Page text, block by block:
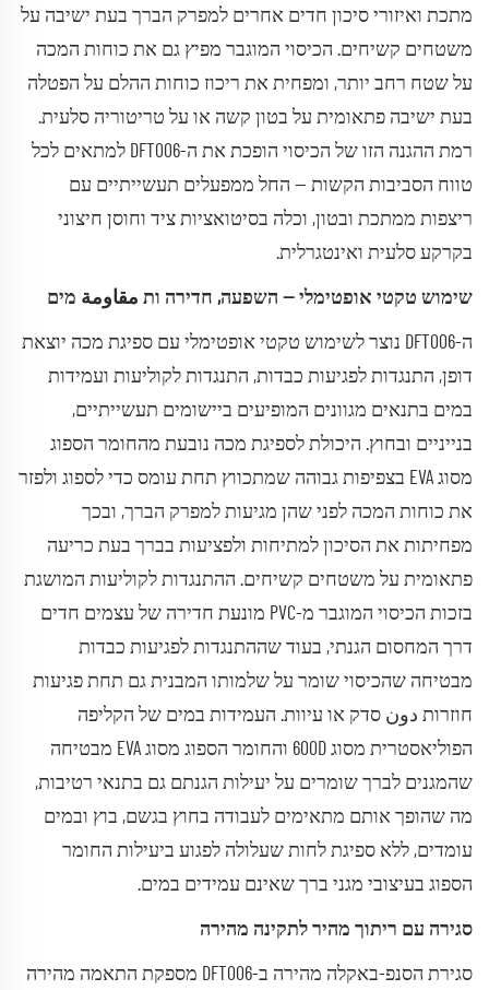
מתכת ואיזורי סיכון חדים אחרים למפרק הברך בעת ישיבה על
משטחים קשיחים. הכיסוי המוגבר מפיץ גם את כוחות המכה
על שטח רחב יותר, ומפחית את ריכוז כוחות ההלם על הפטלה
בעת ישיבה פתאומית על בטון קשה או על טריטוריה סלעית.
רמת ההגנה הזו של הכיסוי הופכת את ה-DFT006 למתאים לכל
טווח הסביבות הקשות — החל ממפעלים תעשייתיים עם
ריצפות ממתכת ובטון, וכלה בסיטואציות ציד וחוסן חיצוני
בקרקע סלעית ואינטגרלית.
שימוש טקטי אופטימלי — השפעה, חדירה ות مقاومة מים
ה-DFT006 נוצר לשימוש טקטי אופטימלי עם ספיגת מכה יוצאת
דופן, התנגדות לפגיעות כבדות, התנגדות לקוליעות ועמידות
במים בתנאים מגוונים המופיעים ביישומים תעשייתיים,
בנייניים ובחוץ. היכולת לספיגת מכה נובעת מהחומר הספוג
מסוג EVA בצפיפות גבוהה שמתכווץ תחת עומס כדי לספוג ולפזר
את כוחות המכה לפני שהן מגיעות למפרק הברך, ובכך
מפחיתות את הסיכון למתיחות ולפציעות בברך בעת כריעה
פתאומית על משטחים קשיחים. ההתנגדות לקוליעות המושגת
בזכות הכיסוי המוגבר מ-PVC מונעת חדירה של עצמים חדים
דרך המחסום הגנתי, בעוד שההתנגדות לפגיעות כבדות
מבטיחה שהכיסוי שומר על שלמותו המבנית גם תחת פגיעות
חוזרות دون סדק או עיוות. העמידות במים של הקליפה
הפוליאסטרית מסוג 600D והחומר הספוג מסוג EVA מבטיחה
שהמגנים לברך שומרים על יעילות הגנתם גם בתנאי רטיבות,
מה שהופך אותם מתאימים לעבודה בחוץ בגשם, בוץ ובמים
עומדים, ללא ספיגת לחות שעלולה לפגוע ביעילות החומר
הספוג בעיצובי מגני ברך שאינם עמידים במים.
סגירה עם ריתוך מהיר לתקינה מהירה
סגירת הסנפ-באקלה מהירה ב-DFT006 מספקת התאמה מהירה